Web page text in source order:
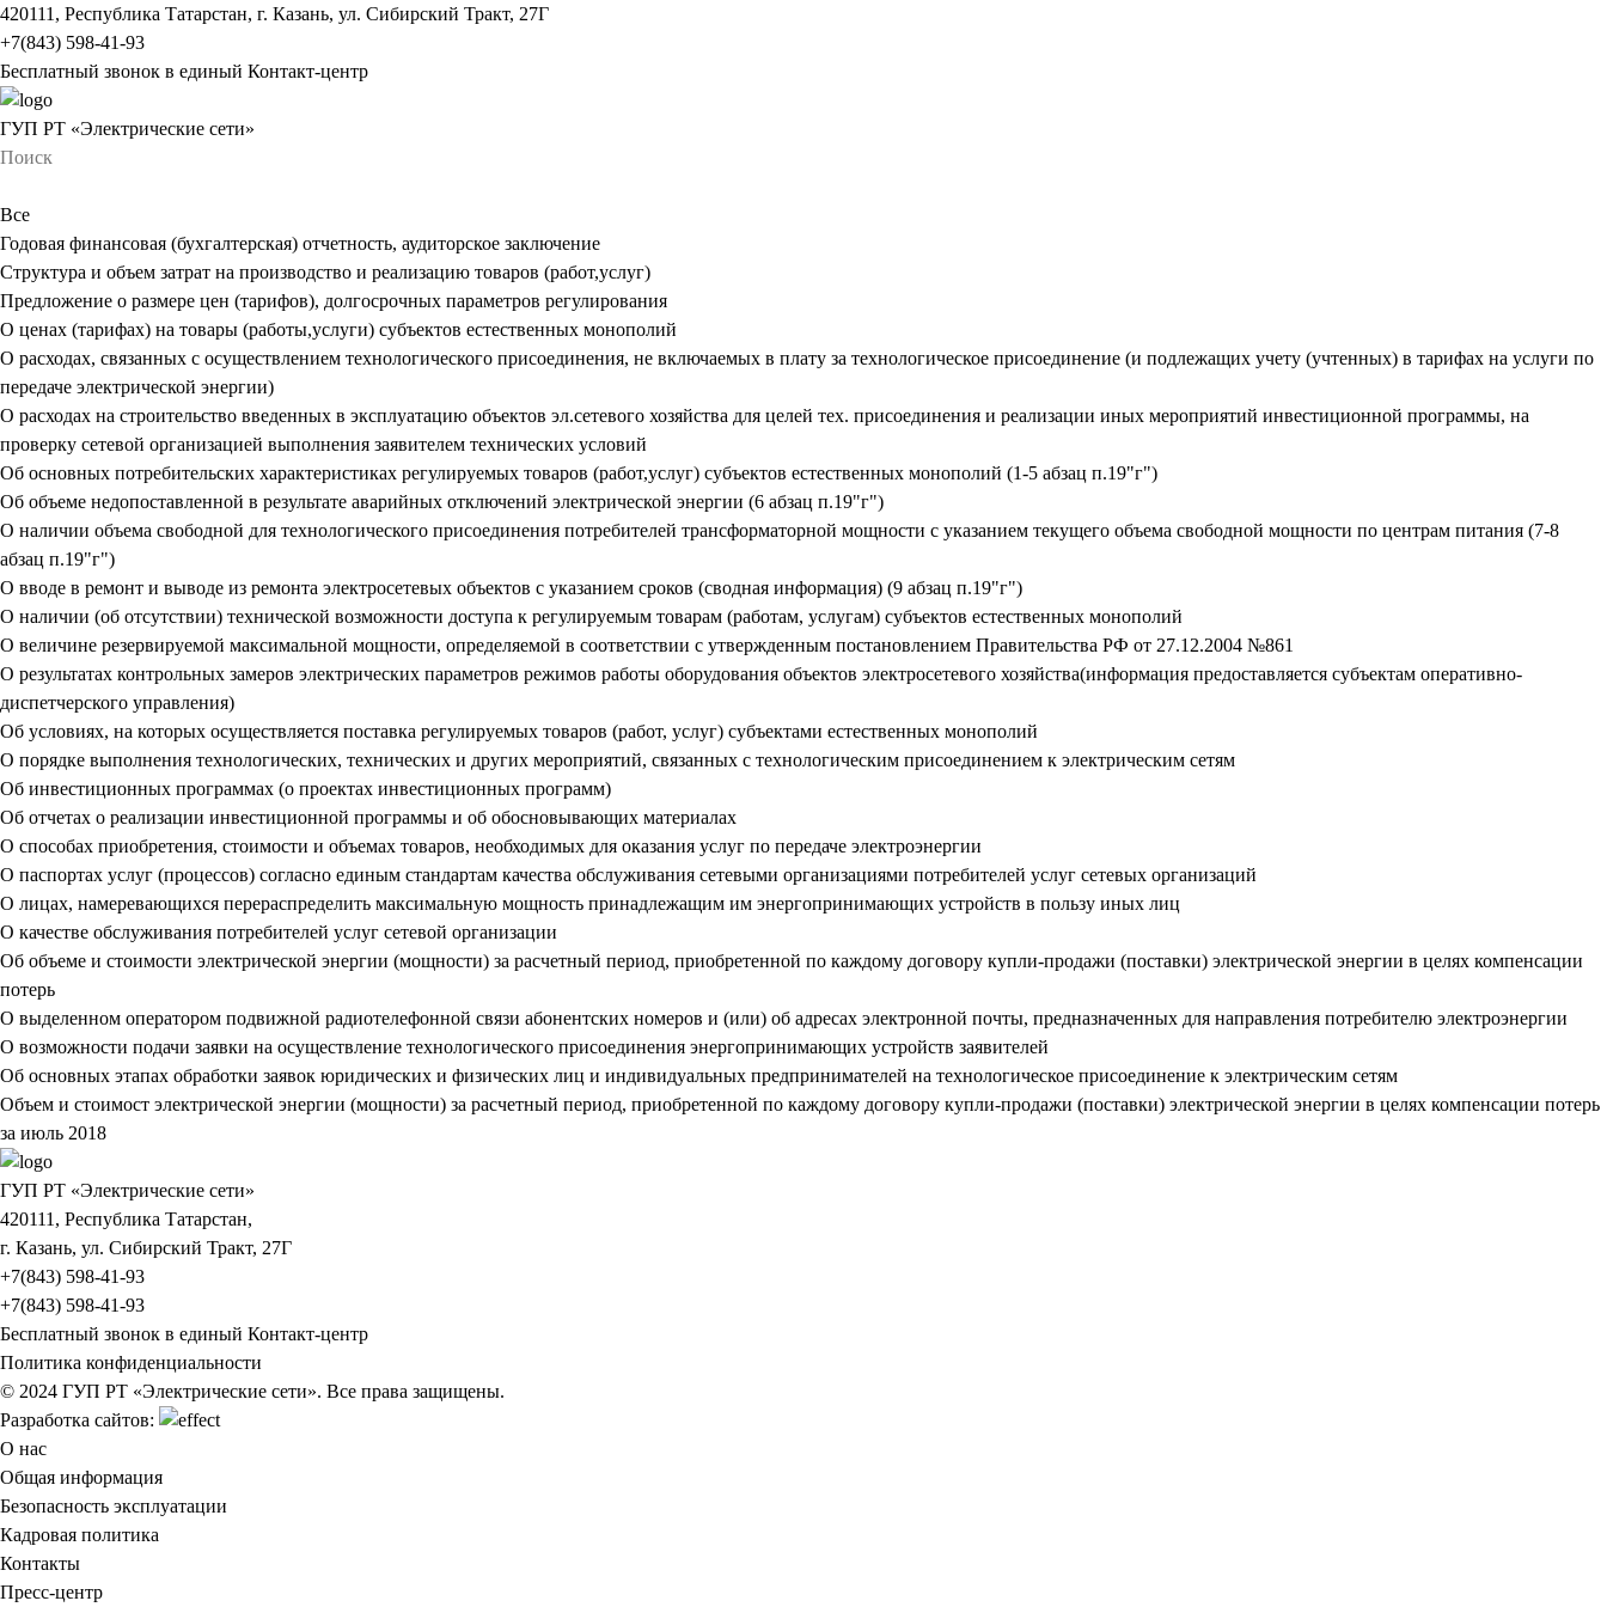
420111, Республика Татарстан, г. Казань, ул. Сибирский Тракт, 27Г
+7(843) 598-41-93
Бесплатный звонок в единый Контакт-центр
ГУП РТ «Электрические сети»
Все
Годовая финансовая (бухгалтерская) отчетность, аудиторское заключение
Структура и объем затрат на производство и реализацию товаров (работ,услуг)
Предложение о размере цен (тарифов), долгосрочных параметров регулирования
О ценах (тарифах) на товары (работы,услуги) субъектов естественных монополий
О расходах, связанных с осуществлением технологического присоединения, не включаемых в плату за технологическое присоединение (и подлежащих учету (учтенных) в тарифах на услуги по
передаче электрической энергии)
О расходах на строительство введенных в эксплуатацию объектов эл.сетевого хозяйства для целей тех. присоединения и реализации иных мероприятий инвестиционной программы, на
проверку сетевой организацией выполнения заявителем технических условий
Об основных потребительских характеристиках регулируемых товаров (работ,услуг) субъектов естественных монополий (1-5 абзац п.19"г")
Об объеме недопоставленной в результате аварийных отключений электрической энергии (6 абзац п.19"г")
О наличии объема свободной для технологического присоединения потребителей трансформаторной мощности с указанием текущего объема свободной мощности по центрам питания (7-8
абзац п.19"г")
О вводе в ремонт и выводе из ремонта электросетевых объектов с указанием сроков (сводная информация) (9 абзац п.19"г")
О наличии (об отсутствии) технической возможности доступа к регулируемым товарам (работам, услугам) субъектов естественных монополий
О величине резервируемой максимальной мощности, определяемой в соответствии с утвержденным постановлением Правительства РФ от 27.12.2004 №861
О результатах контрольных замеров электрических параметров режимов работы оборудования объектов электросетевого хозяйства(информация предоставляется субъектам оперативно-
диспетчерского управления)
Об условиях, на которых осуществляется поставка регулируемых товаров (работ, услуг) субъектами естественных монополий
О порядке выполнения технологических, технических и других мероприятий, связанных с технологическим присоединением к электрическим сетям
Об инвестиционных программах (о проектах инвестиционных программ)
Об отчетах о реализации инвестиционной программы и об обосновывающих материалах
О способах приобретения, стоимости и объемах товаров, необходимых для оказания услуг по передаче электроэнергии
О паспортах услуг (процессов) согласно единым стандартам качества обслуживания сетевыми организациями потребителей услуг сетевых организаций
О лицах, намеревающихся перераспределить максимальную мощность принадлежащим им энергопринимающих устройств в пользу иных лиц
О качестве обслуживания потребителей услуг сетевой организации
Об объеме и стоимости электрической энергии (мощности) за расчетный период, приобретенной по каждому договору купли-продажи (поставки) электрической энергии в целях компенсации
потерь
О выделенном оператором подвижной радиотелефонной связи абонентских номеров и (или) об адресах электронной почты, предназначенных для направления потребителю электроэнергии
О возможности подачи заявки на осуществление технологического присоединения энергопринимающих устройств заявителей
Об основных этапах обработки заявок юридических и физических лиц и индивидуальных предпринимателей на технологическое присоединение к электрическим сетям
Объем и стоимост электрической энергии (мощности) за расчетный период, приобретенной по каждому договору купли-продажи (поставки) электрической энергии в целях компенсации потерь
за июль 2018
ГУП РТ «Электрические сети»
420111, Республика Татарстан,
г. Казань, ул. Сибирский Тракт, 27Г
+7(843) 598-41-93
+7(843) 598-41-93
Бесплатный звонок в единый Контакт-центр
Политика конфиденциальности
© 2024 ГУП РТ «Электрические сети». Все права защищены.
Разработка сайтов:
О нас
Общая информация
Безопасность эксплуатации
Кадровая политика
Контакты
Пресс-центр